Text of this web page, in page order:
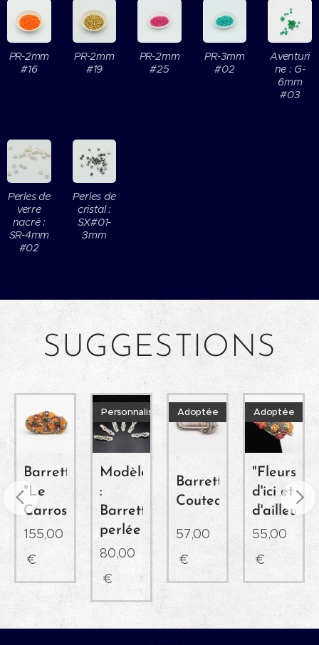
PR-2mm
#16
PR-2mm
#19
PR-2mm
#25
PR-3mm
#02
Aventuri
ne : G-
6mm
#03
Perles de
verre
nacré :
SR-4mm
#02
Perles de
cristal :
SX#01-
3mm
SUGGESTIONS
Barrette
"Le
Carrosse"
155,00
€
Modèle
:
Barrette
perlée
Personnalisable
80,00
€
Barrette
Couteau
Adoptée
57,00
€
"Fleurs
d'ici et
d'ailleurs"
Adoptée
55,00
€